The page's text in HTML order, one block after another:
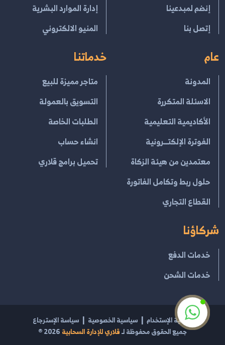
إنضم لمبدعينا
إتصل بنا
إدارة الموارد البشرية
المنيو الالكتروني
عام
المدونة
الاسئلة المتكررة
الأكاديمية التعليمية
الفوترة الإلكتــرونية
معتمدين من هيئة الزكاة
حلول ربط وتكامل الفاتورة
القطاع التجاري
خدماتنا
متاجر مميزة للبيع
التسويق بالعمولة
الطلبات الخاصة
انشاء حساب
تحميل برامج قلاري
شركاؤنا
خدمات الدفع
خدمات الشحن
إتفاقية الإستخدام سياسية الخصوصية
سياسة الإسترجاع
جميع الحقوق محفوظة لـقلاري للإدارة السحابية 2026
®